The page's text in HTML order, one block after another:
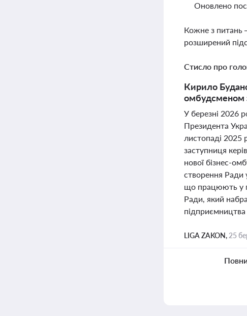
Оновлено
Кожне з питань
розширений
Стисло про
Кирило
омбудсменом
У березні 2026
Президента
листопаді 2025
заступниця
нової бізнес-
створення Ради
що працюють у
Ради, який
підприємництва
LIGA ZAKON, 25